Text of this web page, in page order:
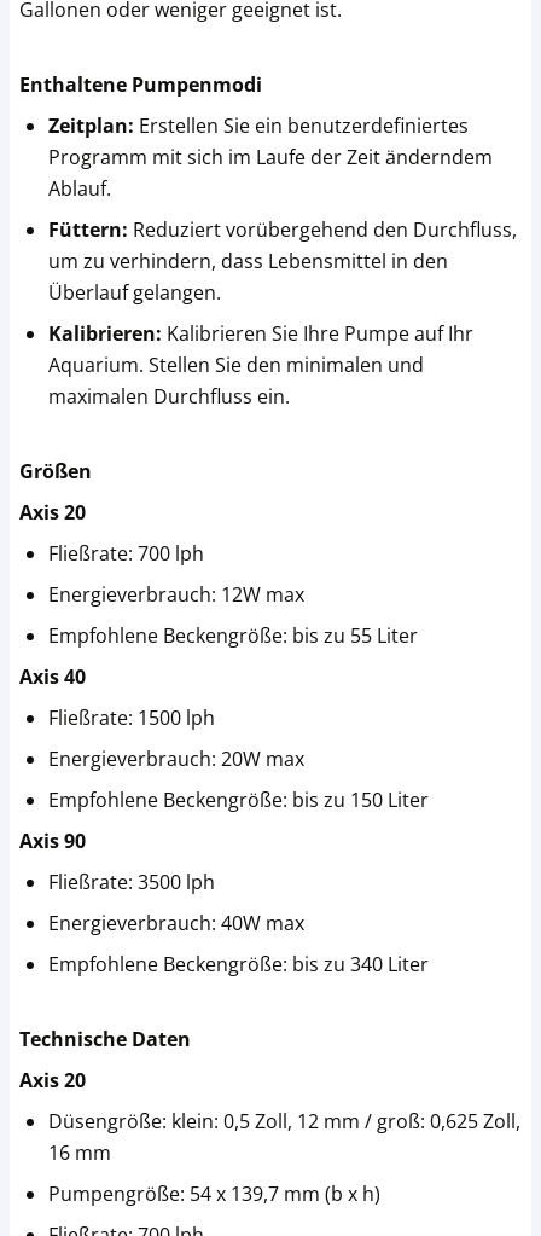
Gallonen oder weniger geeignet ist.
Enthaltene Pumpenmodi
Zeitplan: Erstellen Sie ein benutzerdefiniertes
Programm mit sich im Laufe der Zeit änderndem
Ablauf.
Füttern: Reduziert vorübergehend den Durchfluss,
um zu verhindern, dass Lebensmittel in den
Überlauf gelangen.
Kalibrieren: Kalibrieren Sie Ihre Pumpe auf Ihr
Aquarium. Stellen Sie den minimalen und
maximalen Durchfluss ein.
Größen
Axis 20
Fließrate: 700 lph
Energieverbrauch: 12W max
Empfohlene Beckengröße: bis zu 55 Liter
Axis 40
Fließrate: 1500 lph
Energieverbrauch: 20W max
Empfohlene Beckengröße: bis zu 150 Liter
Axis 90
Fließrate: 3500 lph
Energieverbrauch: 40W max
Empfohlene Beckengröße: bis zu 340 Liter
Technische Daten
Axis 20
Düsengröße: klein: 0,5 Zoll, 12 mm / groß: 0,625 Zoll,
16 mm
Pumpengröße: 54 x 139,7 mm (b x h)